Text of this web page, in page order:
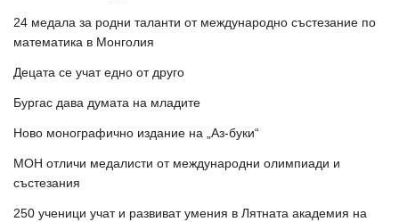
24 медала за родни таланти от международно състезание по
математика в Монголия
Децата се учат едно от друго
Бургас дава думата на младите
Ново монографично издание на „Аз-буки“
МОН отличи медалисти от международни олимпиади и
състезания
250 ученици учат и развиват умения в Лятната академия на